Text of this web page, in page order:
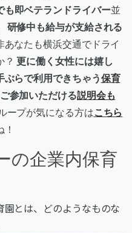
も即ベテランドライバー並
研修中も給与が支給される
なたも横浜交通でドライ
？更に働く女性には嬉し
ぶらで利用できちゃう保育
参加いただける説明会も
ープが気になる方はこちら
の企業内保育
とは、どのようなものな